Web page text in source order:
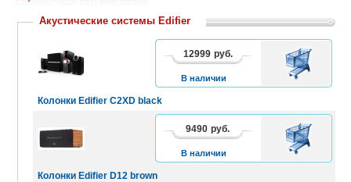
Акустические системы Edifier
Колонки Edifier C2XD black
12999 руб.
В наличии
В
КОРЗИНУ
Колонки Edifier D12 brown
9490 руб.
В наличии
В
КОРЗИНУ